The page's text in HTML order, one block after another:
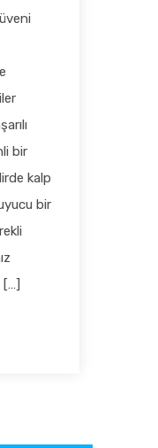
bir
kalp
bir
[…]